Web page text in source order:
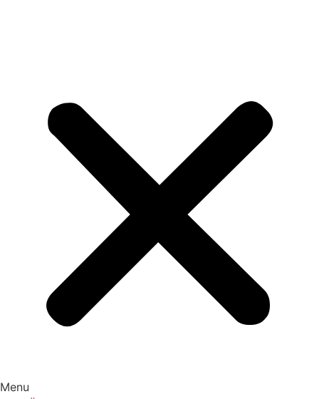
Menu